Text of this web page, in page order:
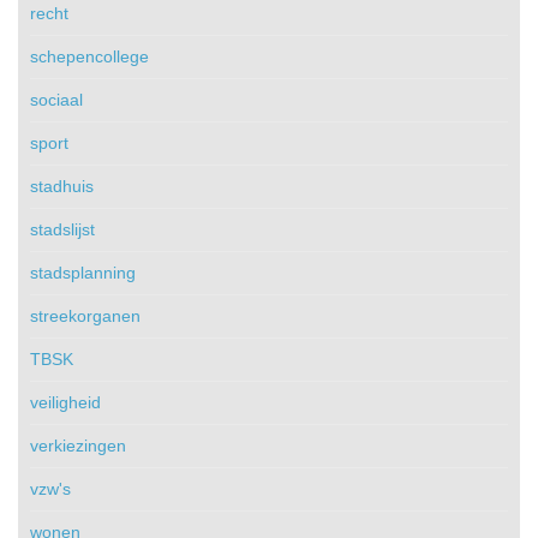
recht
schepencollege
sociaal
sport
stadhuis
stadslijst
stadsplanning
streekorganen
TBSK
veiligheid
verkiezingen
vzw's
wonen